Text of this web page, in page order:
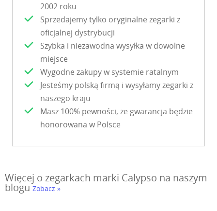
2002 roku
Sprzedajemy tylko oryginalne zegarki z
oficjalnej dystrybucji
Szybka i niezawodna wysyłka w dowolne
miejsce
Wygodne zakupy w systemie ratalnym
Jesteśmy polską firmą i wysyłamy zegarki z
naszego kraju
Masz 100% pewności, że gwarancja będzie
honorowana w Polsce
Więcej o zegarkach marki Calypso na naszym
bloguZobacz »